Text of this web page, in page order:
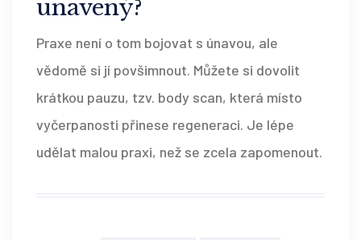
unavený?
Praxe není o tom bojovat s únavou, ale
vědomě si jí povšimnout. Můžete si dovolit
krátkou pauzu, tzv. body scan, která místo
vyčerpanosti přinese regeneraci. Je lépe
udělat malou praxi, než se zcela zapomenout.